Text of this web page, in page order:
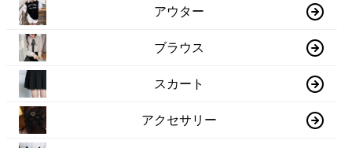
アウター
ブラウス
スカート
アクセサリー